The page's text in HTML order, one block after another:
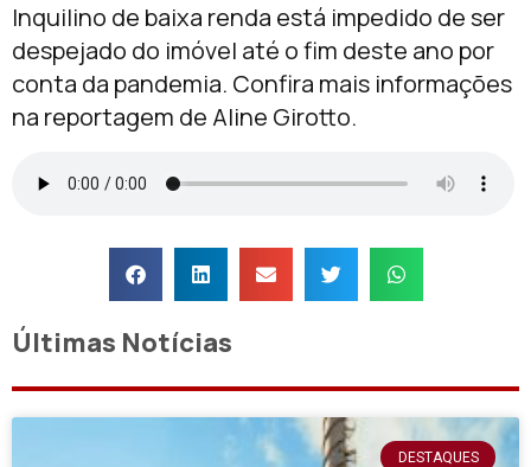
Inquilino de baixa renda está impedido de ser
despejado do imóvel até o fim deste ano por
conta da pandemia. Confira mais informações
na reportagem de Aline Girotto.
Últimas Notícias
DESTAQUES